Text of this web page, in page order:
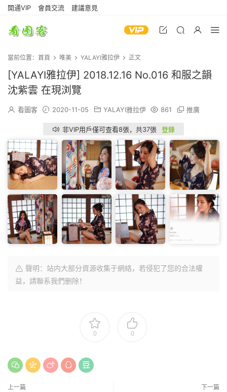
開通VIP 會員交流 建議意見
當前位置： 首頁 唯美 YALAYI雅拉伊 正文
[YALAYI雅拉伊] 2018.12.16 No.016 和服之韻
沈紫雲 在現浏覽
看圖客 2020-11-05 YALAYI雅拉伊 861 推廣
非VIP用戶僅可查看8張，共37張 登錄
聲明：站内大部分資源收集于網絡，若侵犯了您的合法權
益，請聯系我們删除！
0 0
上一篇 下一篇